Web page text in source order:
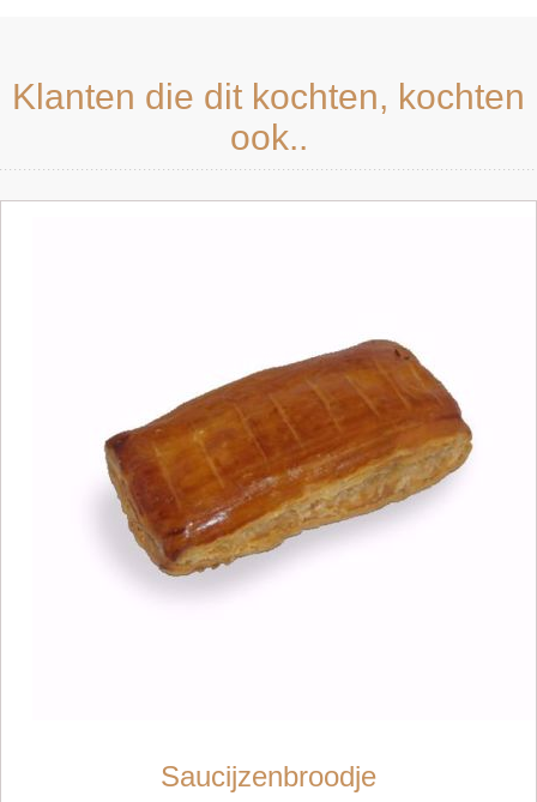
Klanten die dit kochten, kochten
ook..
Saucijzenbroodje